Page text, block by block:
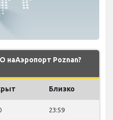
наАэропорт Poznan?
Близко
23:59